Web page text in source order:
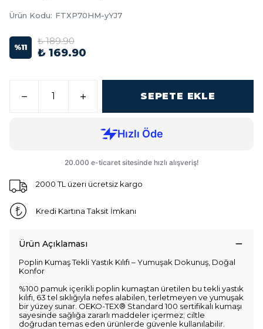
Ürün Kodu: FTXP70HM-yYJ7
%11
₺ 189.90
₺ 169.90
SEPETE EKLE
2000 TL üzeri ücretsiz kargo
Kredi Kartına Taksit İmkanı
Ürün Açıklaması
Poplin Kumaş Tekli Yastık Kılıfı – Yumuşak Dokunuş, Doğal
Konfor
%100 pamuk içerikli poplin kumaştan üretilen bu tekli yastık
kılıfı, 63 tel sıklığıyla nefes alabilen, terletmeyen ve yumuşak
bir yüzey sunar. OEKO-TEX® Standard 100 sertifikalı kumaşı
sayesinde sağlığa zararlı maddeler içermez; ciltle
doğrudan temas eden ürünlerde güvenle kullanılabilir.